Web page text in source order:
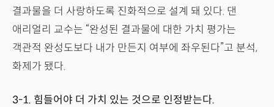
결과물을 더 사랑하도록 진화적으로 설계 돼 있다. 댄
애리얼리 교수는 “완성된 결과물에 대한 가치 평가는
객관적 완성도보다 내가 만든지 여부에 좌우된다”고 분석,
화제가 됐다.
3-1. 힘들어야 더 가치 있는 것으로 인정받는다.